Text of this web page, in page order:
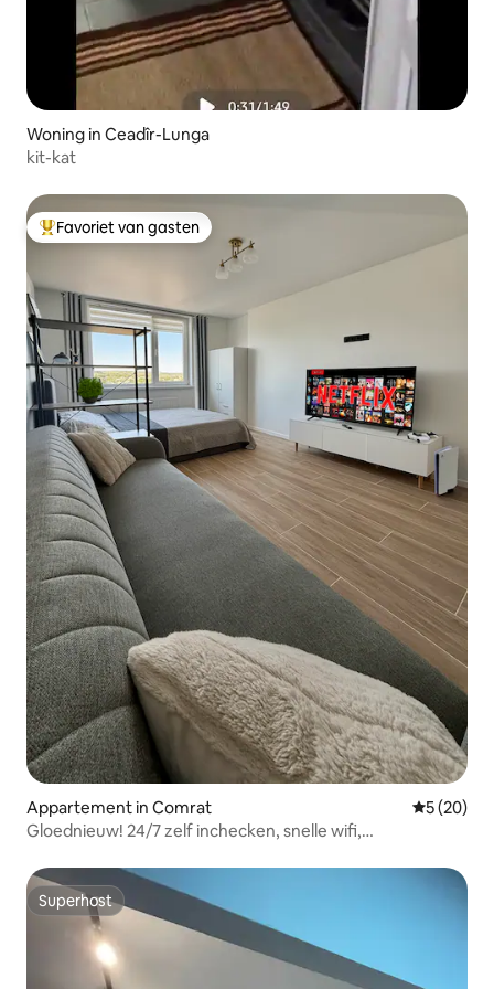
Woning in Ceadîr-Lunga
kit-kat
Topfavoriet van gasten
Favoriet van gasten
Appartement in Comrat
5 (20)
Gloednieuw! 24/7 zelf inchecken, snelle wifi,
Superhost
Superhost